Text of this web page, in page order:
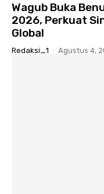
Wagub Buka
2026, Perkuat
Global
Redaksi_1 - Agustus 4,